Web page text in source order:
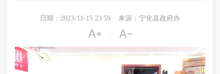
日期：2023-11-15 23:59 来源：宁化县政府办
 